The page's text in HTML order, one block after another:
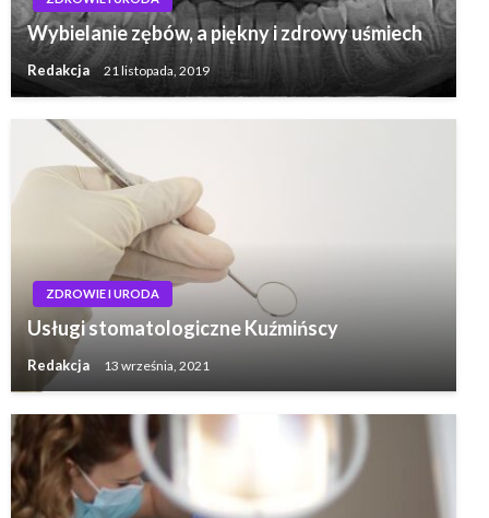
Wybielanie zębów, a piękny i zdrowy uśmiech
Redakcja 21 listopada, 2019
ZDROWIE I URODA
Usługi stomatologiczne Kuźmińscy
Redakcja 13 września, 2021